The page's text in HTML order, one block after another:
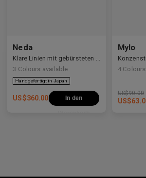
Neda
Klare Linien mit gebürsteten Details
3 Colours available
US$360.00 In den
Mylo
4
US$90.00
US$